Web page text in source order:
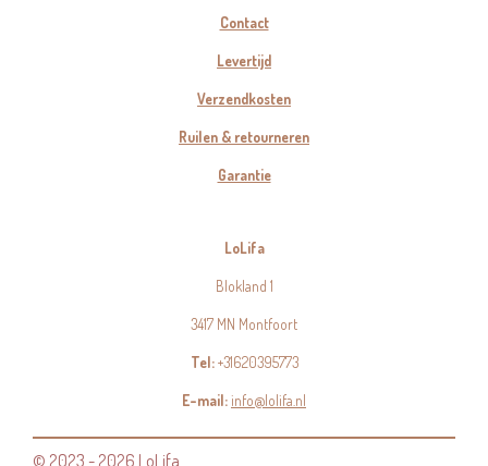
Contact
Levertijd
Verzendkosten
Ruilen & retourneren
Garantie
LoLifa
Blokland 1
3417 MN Montfoort
Tel:+31620395773
E-mail:info@lolifa.nl
© 2023 - 2026 LoLifa